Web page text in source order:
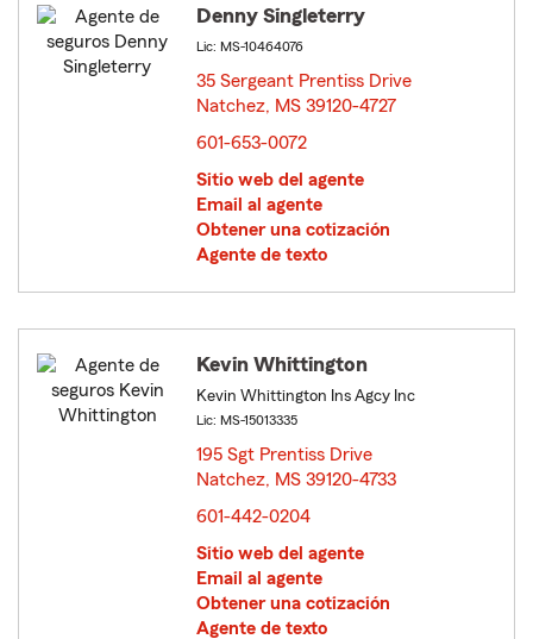
Denny Singleterry
Lic: MS-10464076
35 Sergeant Prentiss Drive
Natchez, MS 39120-4727
601-653-0072
Sitio web del agente
Email al agente
Obtener una cotización
Agente de texto
Kevin Whittington
Kevin Whittington Ins Agcy Inc
Lic: MS-15013335
195 Sgt Prentiss Drive
Natchez, MS 39120-4733
601-442-0204
Sitio web del agente
Email al agente
Obtener una cotización
Agente de texto